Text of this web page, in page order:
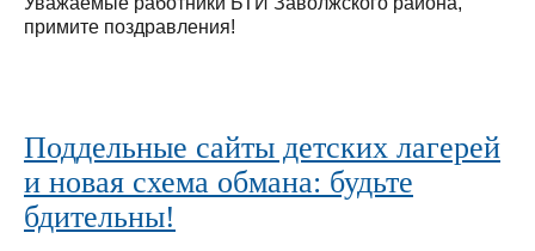
примите поздравления!
Поддельные сайты детских лагерей
и новая схема обмана: будьте
бдительны!